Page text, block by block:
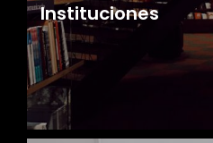
Instituciones